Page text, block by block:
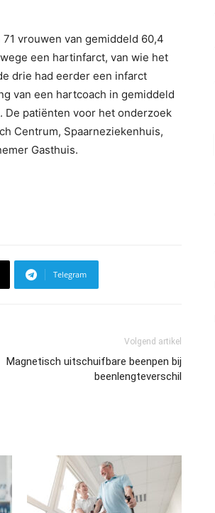
vrouwen van gemiddeld 60,4
een hartinfarct, van wie het
drie had eerder een infarct
van een hartcoach in gemiddeld
patiënten voor het onderzoek
Centrum, Spaarneziekenhuis,
Gasthuis.
Telegram
Volgend artikel
Magnetisch uitschuifbare beenpen bij
beenlengteverschil